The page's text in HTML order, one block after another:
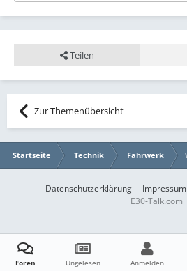
Teilen
Zur Themenübersicht
Startseite Technik Fahrwerk
Datenschutzerklärung Impressum
E30-Talk.com
Foren Ungelesen Anmelden